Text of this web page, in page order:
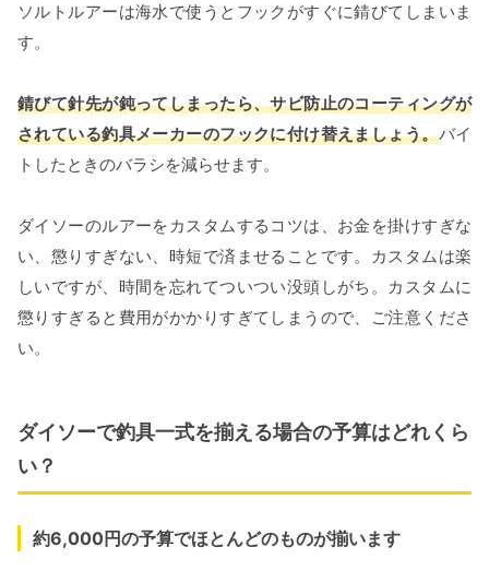
ソルトルアーは海水で使うとフックがすぐに錆びてしまいま
す。
錆びて針先が鈍ってしまったら、サビ防止のコーティングが
されている釣具メーカーのフックに付け替えましょう。バイ
トしたときのバラシを減らせます。
ダイソーのルアーをカスタムするコツは、お金を掛けすぎな
い、懲りすぎない、時短で済ませることです。カスタムは楽
しいですが、時間を忘れてついつい没頭しがち。カスタムに
懲りすぎると費用がかかりすぎてしまうので、ご注意くださ
い。
ダイソーで釣具一式を揃える場合の予算はどれくら
い？
約6,000円の予算でほとんどのものが揃います